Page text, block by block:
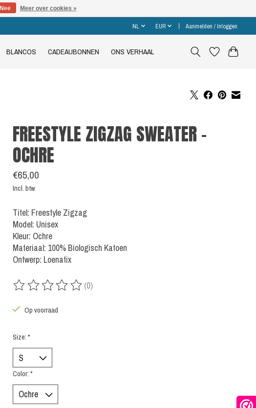
NL EUR Aanmelden / Inloggen
BLANCOS CADEAUBONNEN ONS VERHAAL
FREESTYLE ZIGZAG SWEATER -
OCHRE
€65,00
Incl. btw
Titel: Freestyle Zigzag
Model: Unisex
Kleur: Ochre
Materiaal: 100% Biologisch Katoen
Ontwerp: Loenatix
De beoordeling van dit product is
(0)
Op voorraad
Size: *
Color: *
Nee Meer over cookies »